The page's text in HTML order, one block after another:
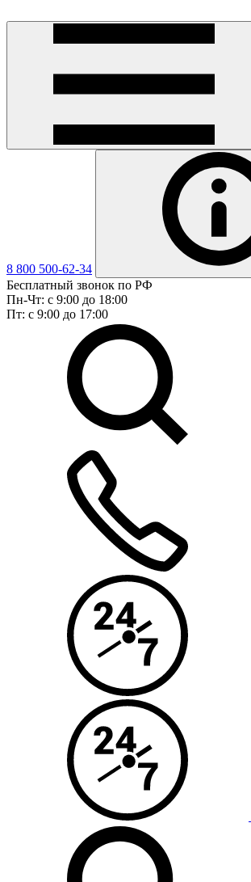
8 800 500-62-34
Бесплатный звонок по РФ
Пн-Чт: с 9:00 до 18:00
Пт: с 9:00 до 17:00